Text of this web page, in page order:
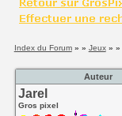
Index du Forum» » Jeux» »
Auteur
Jarel
Gros pixel